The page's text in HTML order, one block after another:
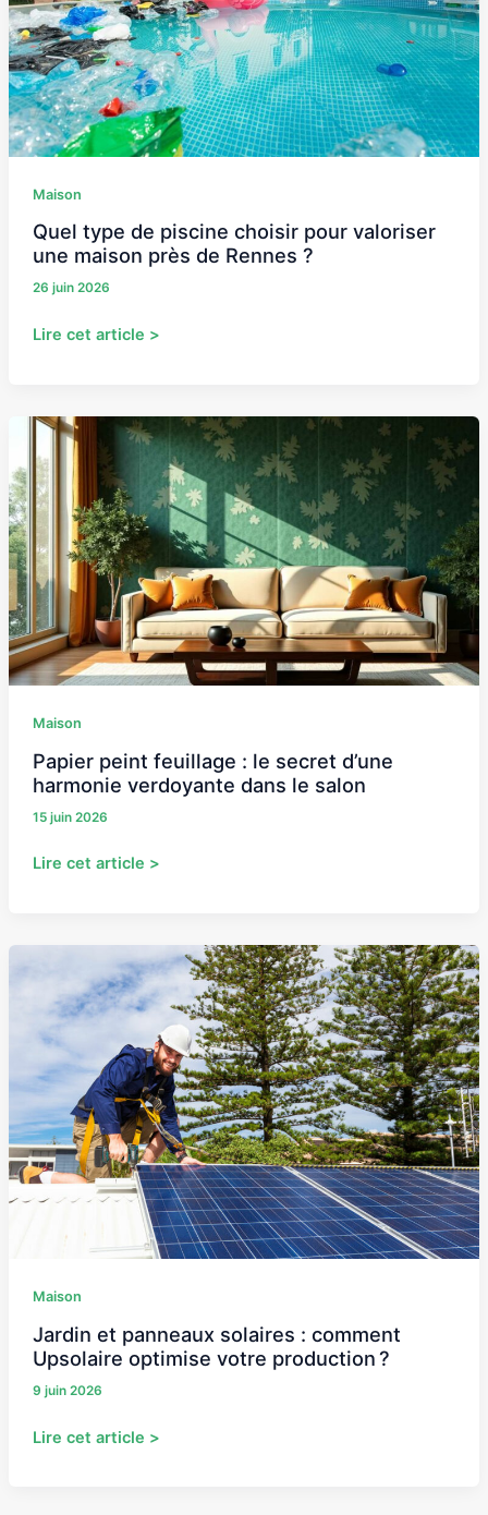
Maison
Quel type de piscine choisir pour valoriser
une maison près de Rennes ?
26 juin 2026
valoriser
une
maison
près
de
Rennes ?
Lire cet article >
Maison
Papier peint feuillage : le secret d’une
harmonie verdoyante dans le salon
15 juin 2026
Papier
peint
feuillage
secret
d’une
harmonie
verdoyante
dans
le
salon
Lire cet article >
Maison
Jardin et panneaux solaires : comment
Upsolaire optimise votre production ?
9 juin 2026
et
panneaux
solaires :
comment
Upsolaire
optimise
votre
production ?
Lire cet article >